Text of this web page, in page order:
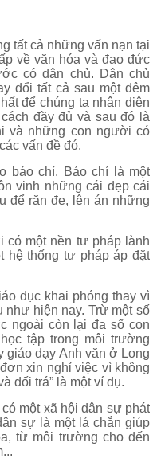
tất cả những vấn nạn tại
về văn hóa và đạo đức
có dân chủ. Dân chủ
đổi tất cả sau một đêm
để chúng ta nhận diện
đầy đủ và sau đó là
và những con người có
vấn đề đó.
báo chí. Báo chí là một
vinh những cái đẹp cái
để răn đe, lên án những
có một nền tư pháp lành
hệ thống tư pháp áp đặt
dục khai phóng thay vì
như hiện nay. Trừ một số
ngoài còn lại đa số con
tập trong môi trường
giáo dạy Anh văn ở Long
xin nghỉ việc vì không
dối trá” là một ví dụ.
một xã hội dân sự phát
sự là một lá chắn giúp
từ môi trường cho đến